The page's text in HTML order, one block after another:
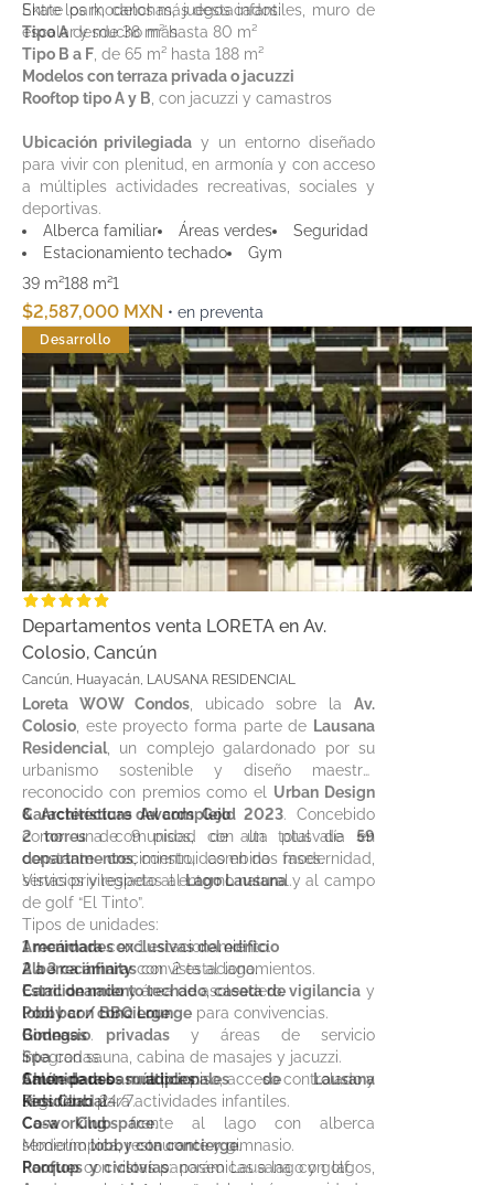
Skate park, canchas, juegos infantiles, muro de
escalar y mucho más
Entre los modelos más destacados:
Tipo Adesde 38 m² hasta 80 m²
Tipo B a F , de 65 m² hasta 188 m²
Modelos con terraza privada o jacuzzi
Rooftop tipo A y B , con jacuzzi y camastros
Ubicación privilegiada y un entorno diseñado
para vivir con plenitud, en armonía y con acceso
a múltiples actividades recreativas, sociales y
deportivas.
Alberca familiar
Áreas verdes
Seguridad
Estacionamiento techado
Gym
39 m²188 m²1
$2,587,000 MXN • en preventa
Desarrollo
Departamentos venta LORETA en Av.
Colosio, Cancún
Cancún, Huayacán, LAUSANA RESIDENCIAL
Loreta WOW Condos , ubicado sobre la Av.
Colosio , este proyecto forma parte de Lausana
Residencial, un complejo galardonado por su
urbanismo sostenible y diseño maestro,
reconocido con premios como el Urban Design
& Architecture Awards Gold 2023. Concebido
como una comunidad de alta plusvalía en
constante crecimiento, combina modernidad,
servicios y respeto al entorno natural.
Características del complejo
2 torresde 9 pisos, con un total de 59
departamentos, construidas en dos fases.
Vistas privilegiadas alLago Lausanay al campo
de golf “El Tinto”.
Tipos de unidades:
1 recámaracon 1 estacionamiento.
2 a 3 recámarascon 2 estacionamientos.
Estacionamiento techado,caseta de vigilancia y
lobby con concierge.
Bodegas privadas y áreas de servicio
integradas.
Chute para basurapor piso, acceso controlado y
seguridad 24/7.
Amenidades exclusivas del edificio
Alberca infinitycon vista al lago.
Carril de nadoy área de asoleadero.
Pool bar / BBQ Lounge para convivencias.
Gimnasio.
Spacon sauna, cabina de masajes y jacuzzi.
Salón de usos múltiples.
Kids Clubpara actividades infantiles.
Co‑working space.
Modernolobby con concierge.
Rooftopcon vistas panorámicas a lago y golf.
Amenidades adicionales de Lausana
Residencial
Casa Clubfrente al lago con alberca
semiolímpica, restaurante y gimnasio.
Parques y ciclovías: paseo Lausana con lagos,